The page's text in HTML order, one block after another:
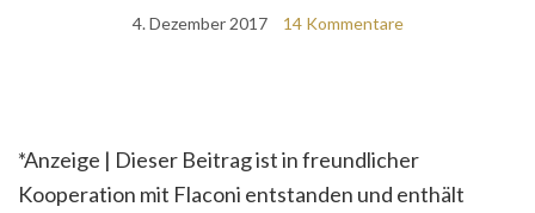
4. Dezember 2017 14 Kommentare
*Anzeige | Dieser Beitrag ist in freundlicher
Kooperation mit Flaconi entstanden und enthält